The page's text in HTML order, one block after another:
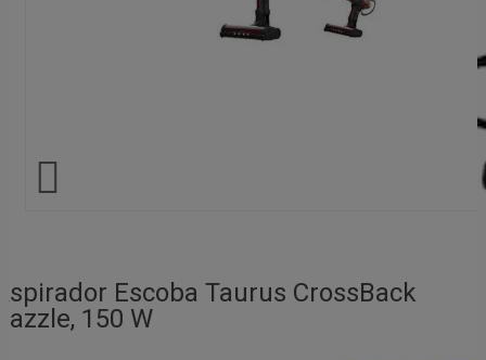

Escoba Taurus CrossBack
150 W